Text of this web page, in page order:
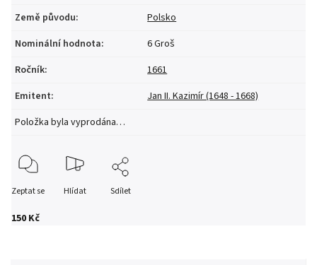
150 Kč
Země původu:
Polsko
Nominální hodnota:
6 Groš
Ročník:
1661
Emitent:
Jan II. Kazimír (1648 - 1668)
Položka byla vyprodána…
Zeptat se Hlídat Sdílet